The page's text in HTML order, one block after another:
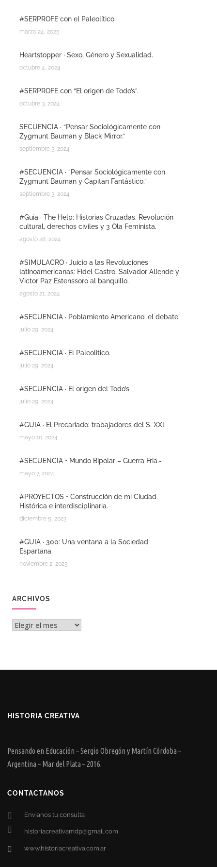
#SERPROFE con el Paleolítico.
marzo 24, 2025
Heartstopper · Sexo, Género y Sexualidad.
octubre 4, 2024
#SERPROFE con “El origen de Todo’s”.
octubre 3, 2024
SECUENCIA · “Pensar Sociológicamente con
Zygmunt Bauman y Black Mirror.”
septiembre 3, 2024
#SECUENCIA · “Pensar Sociológicamente con
Zygmunt Bauman y Capitan Fantástico.”
septiembre 3, 2024
#Guia · The Help: Historias Cruzadas. Revolución
cultural, derechos civiles y 3 Ola Feminista.
agosto 28, 2024
#SIMULACRO · Juicio a las Revoluciones
latinoamericanas: Fidel Castro, Salvador Allende y
Victor Paz Estenssoro al banquillo.
agosto 21, 2024
#SECUENCIA · Poblamiento Americano: el debate.
julio 29, 2024
#SECUENCIA · El Paleolitico.
julio 29, 2024
#SECUENCIA · El origen del Todo’s
julio 29, 2024
#GUIA · El Precariado: trabajadores del S. XXI.
mayo 10, 2024
#SECUENCIA • Mundo Bipolar – Guerra Fria.-
mayo 7, 2024
#PROYECTOS • Construcción de mi Ciudad
Histórica e interdisciplinaria.
diciembre 5, 2023
#GUIA · 300: Una ventana a la Sociedad
Espartana.
noviembre 2, 2023
ARCHIVOS
Archivos
HISTORIA CREATIVA
Pensando en Educación – Sergio Obregón y Martín Córdoba –
Argentina – Mar del Plata – 2016.
CONTACTANOS
Envianos tu consulta
historiacreativamdp@gmail.com
www.historiacreativa.com.ar